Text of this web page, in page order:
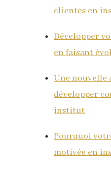
clientes en
Développer
en faisant
Une nouvelle
développer
institut
Pourquoi
motivée en